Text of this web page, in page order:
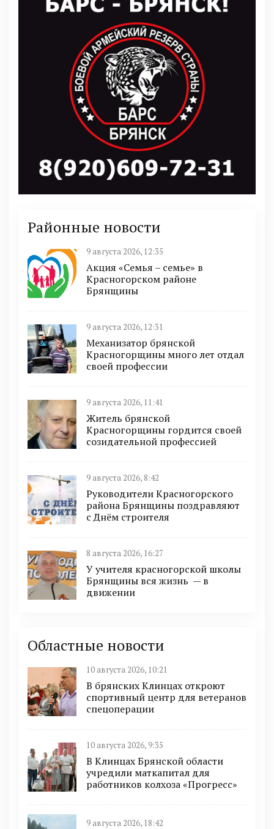
Районные новости
9 августа 2026, 12:35
Акция «Семья – семье» в
Красногорском районе
Брянщины
9 августа 2026, 12:31
Механизатор брянской
Красногорщины много лет отдал
своей профессии
9 августа 2026, 11:41
Житель брянской
Красногорщины гордится своей
созидательной профессией
9 августа 2026, 8:42
Руководители Красногорского
района Брянщины поздравляют
с Днём строителя
8 августа 2026, 16:27
У учителя красногорской школы
Брянщины вся жизнь — в
движении
Областные новости
10 августа 2026, 10:21
В брянских Клинцах откроют
спортивный центр для ветеранов
спецоперации
10 августа 2026, 9:35
В Клинцах Брянской области
учредили маткапитал для
работников колхоза «Прогресс»
9 августа 2026, 18:42